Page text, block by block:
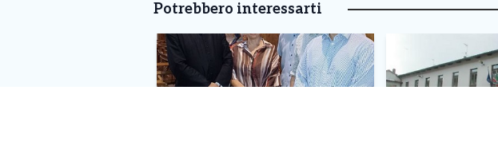
Potrebbero interessarti